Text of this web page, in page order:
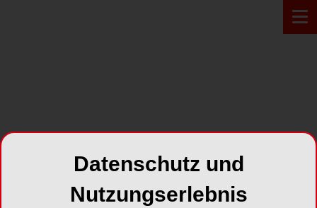
PROFIL*
Dürrschmidt Dentalhandels
GmbH
Datenschutz und
Nutzungserlebnis